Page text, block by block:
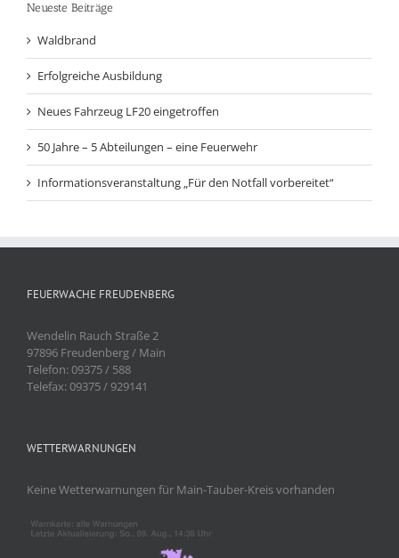
Neueste Beiträge
Waldbrand
Erfolgreiche Ausbildung
Neues Fahrzeug LF20 eingetroffen
50 Jahre – 5 Abteilungen – eine Feuerwehr
Informationsveranstaltung „Für den Notfall vorbereitet“
FEUERWACHE FREUDENBERG
Wendelin Rauch Straße 2
97896 Freudenberg / Main
Telefon: 09375 / 588
Telefax: 09375 / 929141
WETTERWARNUNGEN
Keine Wetterwarnungen für Main-Tauber-Kreis vorhanden